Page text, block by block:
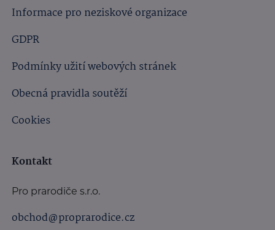
Informace pro neziskové organizace
GDPR
Podmínky užití webových stránek
Obecná pravidla soutěží
Cookies
Kontakt
Pro prarodiče s.r.o.
obchod@proprarodice.cz